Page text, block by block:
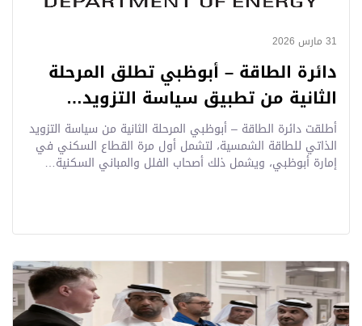
31 مارس 2026
دائرة الطاقة – أبوظبي تطلق المرحلة
الثانية من تطبيق سياسة التزويد…
أطلقت دائرة الطاقة – أبوظبي المرحلة الثانية من سياسة التزويد
الذاتي للطاقة الشمسية، لتشمل أول مرة القطاع السكني في
إمارة أبوظبي، ويشمل ذلك أصحاب الفلل والمباني السكنية…